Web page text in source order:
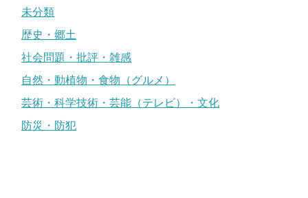
未分類
歴史・郷土
社会問題・批評・雑感
自然・動植物・食物（グルメ）
芸術・科学技術・芸能（テレビ）・文化
防災・防犯